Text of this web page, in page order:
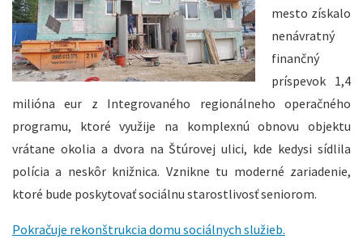
mesto získalo
nenávratný
finančný
príspevok 1,4
milióna eur z Integrovaného regionálneho operačného
programu, ktoré využije na komplexnú obnovu objektu
vrátane okolia a dvora na Štúrovej ulici, kde kedysi sídlila
polícia a neskôr knižnica. Vznikne tu moderné zariadenie,
ktoré bude poskytovať sociálnu starostlivosť seniorom.
Pokračuje rekonštrukcia domu sociálnych služieb.